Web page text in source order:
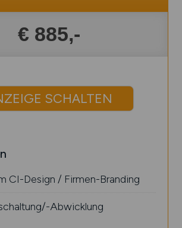
€ 885,-
SCHALTEN
CI-Design / Firmen-Branding
Abwicklung